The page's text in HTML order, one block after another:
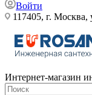
Войти
117405, г. Москва,
Интернет-магазин